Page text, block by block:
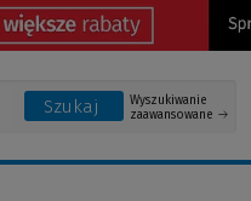
Szukaj
Wyszukiwanie
zaawansowane